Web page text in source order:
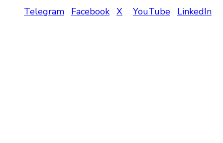
Telegram Facebook X YouTube LinkedIn